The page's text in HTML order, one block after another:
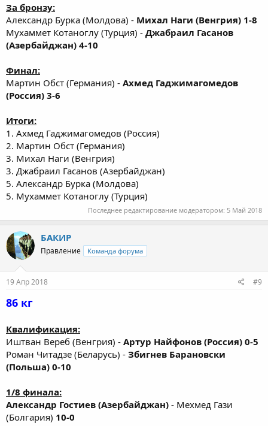
За бронзу:
Александр Бурка (Молдова) - Михал Наги (Венгрия) 1-8
Мухаммет Котаноглу (Турция) - Джабраил Гасанов
(Азербайджан) 4-10
Финал:
Мартин Обст (Германия) - Ахмед Гаджимагомедов
(Россия) 3-6
Итоги:
1. Ахмед Гаджимагомедов (Россия)
2. Мартин Обст (Германия)
3. Михал Наги (Венгрия)
3. Джабраил Гасанов (Азербайджан)
5. Александр Бурка (Молдова)
5. Мухаммет Котаноглу (Турция)
Последнее редактирование модератором: 5 Май 2018
БАКИР
Правление Команда форума
19 Апр 2018 #9
86 кг
Квалификация:
Иштван Вереб (Венгрия) - Артур Найфонов (Россия) 0-5
Роман Читадзе (Беларусь) - Збигнев Барановски
(Польша) 0-10
1/8 финала:
Александр Гостиев (Азербайджан) - Мехмед Гази
(Болгария) 10-0